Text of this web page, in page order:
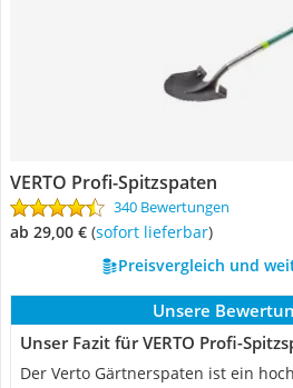
VERTO Profi-Spitzspaten
340 Bewertungen
ab 29,00 € ( Sofort lieferbar)
Preisvergleich und
Unsere
Unser Fazit für VERTO Profi-
Der Verto Gärtnerspaten ist ein